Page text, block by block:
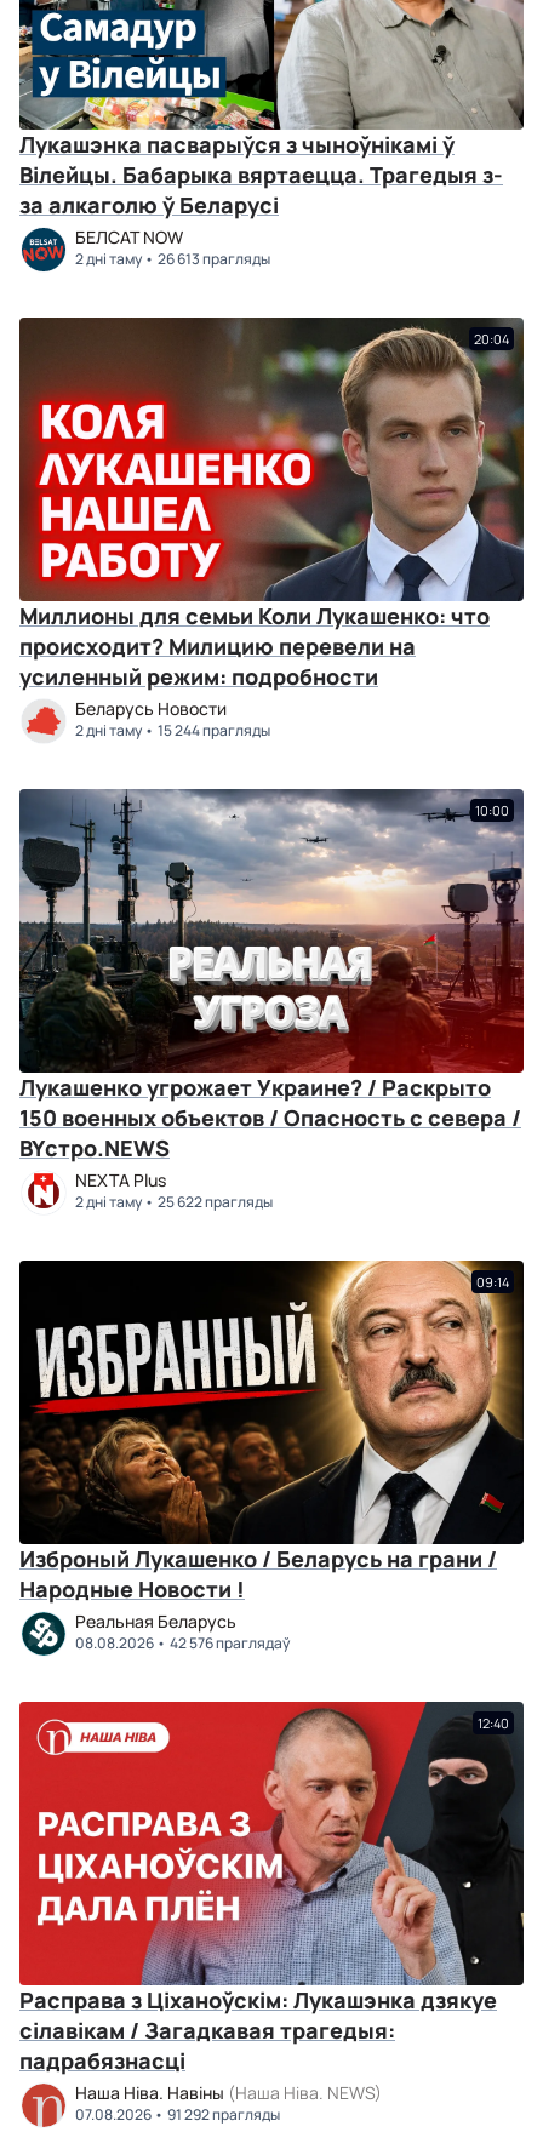
Лукашэнка пасварыўся з чыноўнікамі ў
Вілейцы. Бабарыка вяртаецца. Трагедыя з-
за алкаголю ў Беларусі
БЕЛСАТ NOW
2 дні таму 26 613 прагляды
20:04
Миллионы для семьи Коли Лукашенко: что
происходит? Милицию перевели на
усиленный режим: подробности
Беларусь Новости
2 дні таму 15 244 прагляды
10:00
Лукашенко угрожает Украине? / Раскрыто
150 военных объектов / Опасность с севера /
BYстро.NEWS
NEXTA Plus
2 дні таму 25 622 прагляды
09:14
Изброный Лукашенко / Беларусь на грани /
Народные Новости !
Реальная Беларусь
08.08.2026 42 576 праглядаў
12:40
Расправа з Ціханоўскім: Лукашэнка дзякуе
сілавікам / Загадкавая трагедыя:
падрабязнасці
Наша Ніва. Навіны (Наша Ніва. NEWS)
07.08.2026 91 292 прагляды